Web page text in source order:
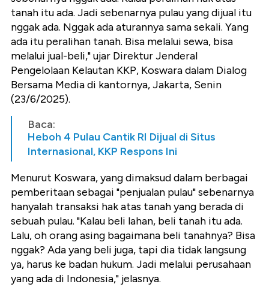
tanah itu ada. Jadi sebenarnya pulau yang dijual itu
nggak ada. Nggak ada aturannya sama sekali. Yang
ada itu peralihan tanah. Bisa melalui sewa, bisa
melalui jual-beli," ujar Direktur Jenderal
Pengelolaan Kelautan KKP, Koswara dalam Dialog
Bersama Media di kantornya, Jakarta, Senin
(23/6/2025).
Baca:
Heboh 4 Pulau Cantik RI Dijual di Situs
Internasional, KKP Respons Ini
Menurut Koswara, yang dimaksud dalam berbagai
pemberitaan sebagai "penjualan pulau" sebenarnya
hanyalah transaksi hak atas tanah yang berada di
sebuah pulau. "Kalau beli lahan, beli tanah itu ada.
Lalu, oh orang asing bagaimana beli tanahnya? Bisa
nggak? Ada yang beli juga, tapi dia tidak langsung
ya, harus ke badan hukum. Jadi melalui perusahaan
yang ada di Indonesia," jelasnya.